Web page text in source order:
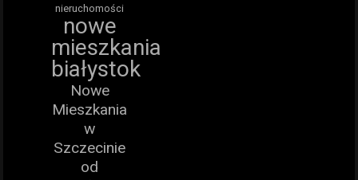
nieruchomości
nowe
mieszkania
białystok
Nowe
Mieszkania
w
Szczecinie
od